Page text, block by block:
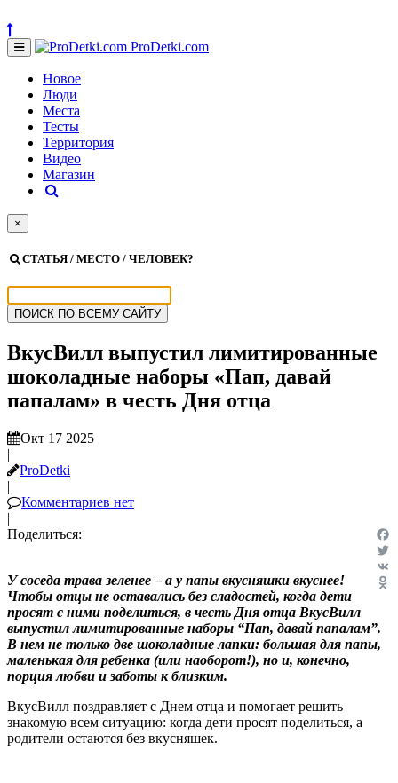
ProDetki.com
Новое
Люди
Места
Тесты
Территория
Видео
Магазин
×
СТАТЬЯ / МЕСТО / ЧЕЛОВЕК?
ВкусВилл выпустил лимитированные
шоколадные наборы «Пап, давай
папалам» в честь Дня отца
Окт 17 2025
|
ProDetki
|
Комментариев нет
|
Поделиться:
VK
У соседа трава зеленее – а у папы вкусняшки вкуснее!
Чтобы отцы не оставались без сладостей, когда дети
просят с ними поделиться, в честь Дня отца ВкусВилл
выпустил лимитированные наборы “Пап, давай папалам”.
В нем не только две шоколадные лапки: большая для папы,
маленькая для ребенка (или наоборот!), но и, конечно,
порция любви и заботы к близким.
ВкусВилл поздравляет с Днем отца и помогает решить
знакомую всем ситуацию: когда дети просят поделиться, а
родители остаются без вкусняшек.